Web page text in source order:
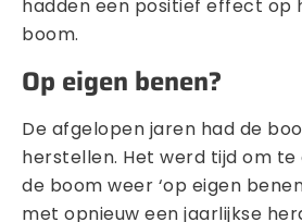
hadden een positief effect op
boom.
Op eigen benen?
De afgelopen jaren had de
herstellen. Het werd tijd om
de boom weer ‘op eigen
met opnieuw een jaarlijkse